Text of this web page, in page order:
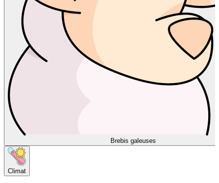
Brebis galeuses
Climat